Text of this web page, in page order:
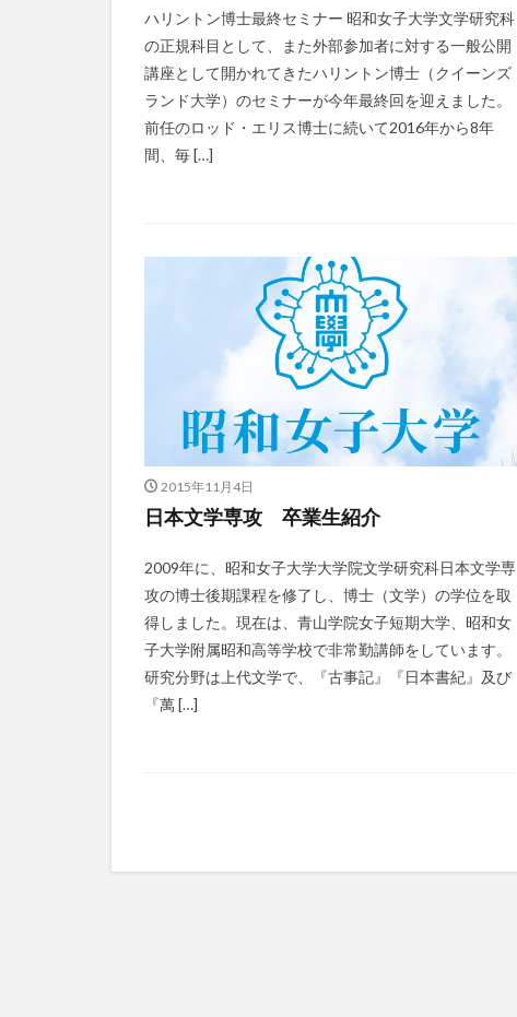
ハリントン博士最終セミナー 昭和女子大学文学研究科
の正規科目として、また外部参加者に対する一般公開
講座として開かれてきたハリントン博士（クイーンズ
ランド大学）のセミナーが今年最終回を迎えました。
前任のロッド・エリス博士に続いて2016年から8年
間、毎 […]
2015年11月4日
日本文学専攻 卒業生紹介
2009年に、昭和女子大学大学院文学研究科日本文学専
攻の博士後期課程を修了し、博士（文学）の学位を取
得しました。現在は、青山学院女子短期大学、昭和女
子大学附属昭和高等学校で非常勤講師をしています。
研究分野は上代文学で、『古事記』『日本書紀』及び
『萬 […]